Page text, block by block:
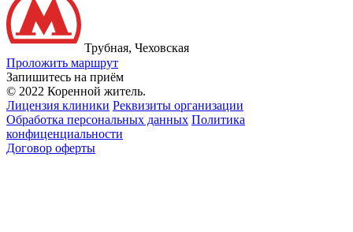
Трубная, Чеховская
Проложить маршрут
Запишитесь на приём
© 2022 Коренной житель.
Лицензия клиники Реквизиты организации
Обработка персональных данных Политика
конфиценциальности
Договор оферты